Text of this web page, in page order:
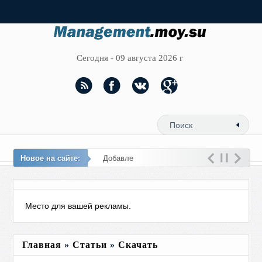
Сегодня - 09 августа 2026 г
Новое на сайте: Добавлена в библио
Место для вашей рекламы.
Главная »Статьи »Скачать